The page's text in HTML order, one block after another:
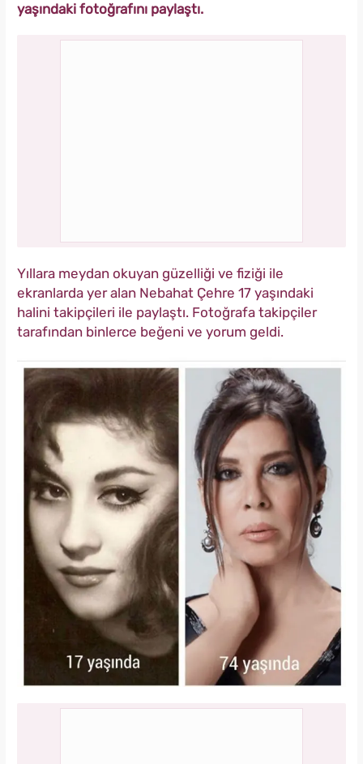
yaşındaki fotoğrafını paylaştı.
Yıllara meydan okuyan güzelliği ve fiziği ile
ekranlarda yer alan Nebahat Çehre 17 yaşındaki
halini takipçileri ile paylaştı. Fotoğrafa takipçiler
tarafından binlerce beğeni ve yorum geldi.